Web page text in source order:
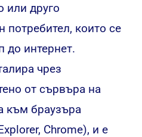
или друго
потребител, които се
до интернет.
чрез
от сървъра на
към браузъра
Chrome), и е